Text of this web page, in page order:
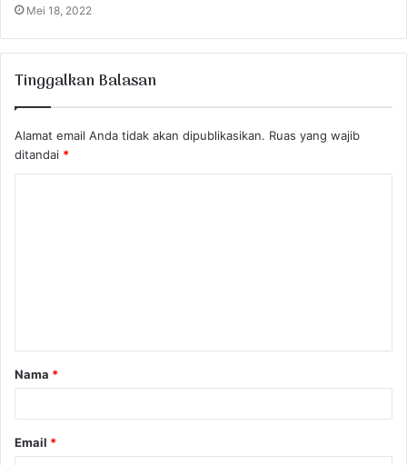
Mei 18, 2022
Tinggalkan Balasan
Alamat email Anda tidak akan dipublikasikan. Ruas yang wajib
ditandai *
a
r
Nama *
Email *